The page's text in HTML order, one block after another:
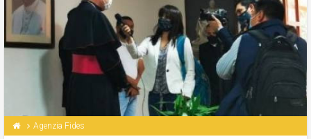
Agenzia Fides